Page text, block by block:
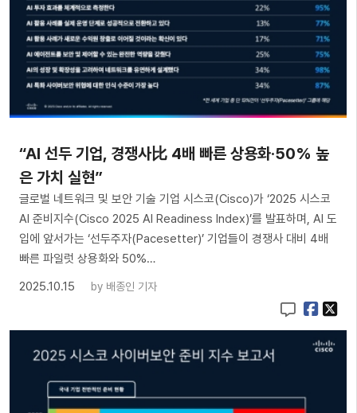
“AI 선두 기업, 경쟁사比 4배 빠른 상용화·50% 높
은 가치 실현”
글로벌 네트워크 및 보안 기술 기업 시스코(Cisco)가 ‘2025 시스코
AI 준비지수(Cisco 2025 AI Readiness Index)’를 발표하며, AI 도
입에 앞서가는 ‘선두주자(Pacesetter)’ 기업들이 경쟁사 대비 4배
빠른 파일럿 상용화와 50%…
2025.10.15
by 배종인 기자